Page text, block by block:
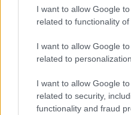
I want to allow Google
related to functionality
I want to allow Google
related to personalization.
I want to allow Google
related to security,
functionality and fraud
Continua a